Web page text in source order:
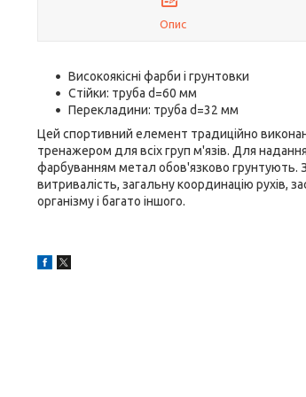
Опис
Високоякісні фарби і грунтовки
Стійки: труба d=60 мм
Перекладини: труба d=32 мм
Цей спортивний елемент традиційно
тренажером для всіх груп м'язів. Для
фарбуванням метал обов'язково грунтують.
витривалість, загальну координацію
організму і багато іншого.